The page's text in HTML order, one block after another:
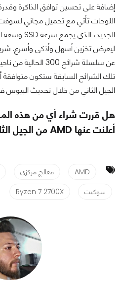
إضافة على تحسين توافق الذاكرة
عن سلسلة شرائح 300
الجيل الثاني من خلال تحديث البيوس
هل قررت شراء أي من هذه
أعلنت عنها AMD من الجيل الثاني؟ شاركونا الان
AMD معالج مركزي
سوكيت
Ryzen 7 2700X